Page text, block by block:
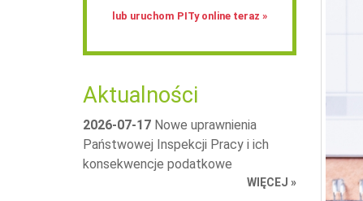
lub uruchom PITy online teraz »
Aktualności
2026-07-17 Nowe uprawnienia
Państwowej Inspekcji Pracy i ich
konsekwencje podatkowe
WIĘCEJ »